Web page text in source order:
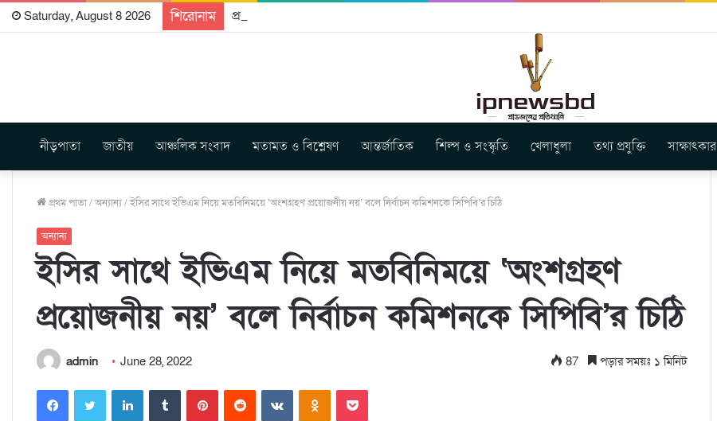
Saturday, August 8 2026 শিরোনাম প্রকাশিত হতে যাচ্ছে দি রাবুগার নতুন গান ‘Baljanggi’
নীড়পাতা জাতীয় আঞ্চলিক সংবাদ মতামত ও বিশ্লেষণ আন্তর্জাতিক শিল্প ও সংস্কৃতি খেলাধুলা তথ্য প্রযুক্তি সাক্ষাৎকার
প্রথম পাতা/অন্যান্য/ইসির সাথে ইভিএম নিয়ে মতবিনিময়ে ‘অংশগ্রহণ প্রয়োজনীয় নয়’ বলে নির্বাচন কমিশনকে সিপিবি’র চিঠি
অন্যান্য
ইসির সাথে ইভিএম নিয়ে মতবিনিময়ে ‘অংশগ্রহণ
প্রয়োজনীয় নয়’ বলে নির্বাচন কমিশনকে সিপিবি’র চিঠি
admin June 28, 2022 87 পড়ার সময়ঃ ১ মিনিট